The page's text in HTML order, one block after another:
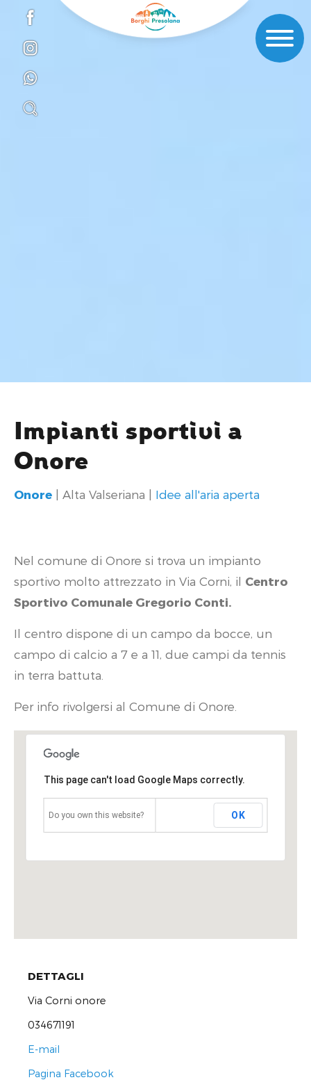
Impianti sportivi a
Onore
Onore | Alta Valseriana | Idee all'aria aperta
Nel comune di Onore si trova un impianto
sportivo molto attrezzato in Via Corni, il Centro
Sportivo Comunale Gregorio Conti.
Il centro dispone di un campo da bocce, un
campo di calcio a 7 e a 11, due campi da tennis
in terra battuta.
Per info rivolgersi al Comune di Onore.
This page can't load Google Maps correctly.
Do you own this website? OK
DETTAGLI
Via Corni onore
034671191
E-mail
Pagina Facebook